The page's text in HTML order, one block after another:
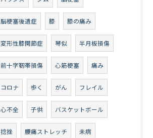
脳梗塞後遺症 膝 膝の痛み
変形性膝関節症 琴似 半月板損傷
前十字靭帯損傷 心筋梗塞 痛み
コロナ 歩く がん フレイル
心不全 子供 バスケットボール
捻挫 腰痛ストレッチ 未病